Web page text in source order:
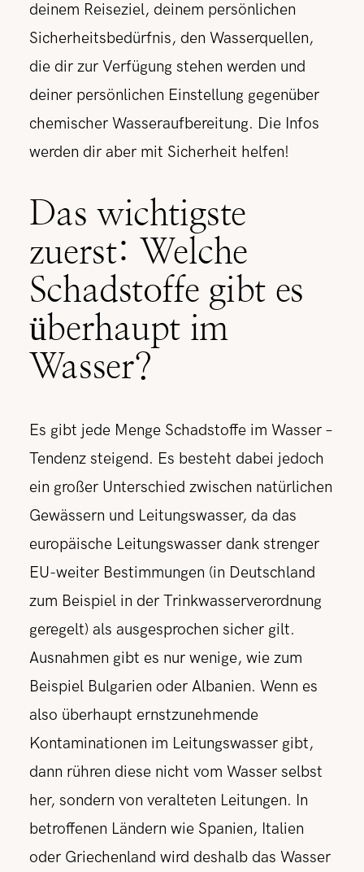
deinem Reiseziel, deinem persönlichen
Sicherheitsbedürfnis, den Wasserquellen,
die dir zur Verfügung stehen werden und
deiner persönlichen Einstellung gegenüber
chemischer Wasseraufbereitung. Die Infos
werden dir aber mit Sicherheit helfen!
Das wichtigste
zuerst: Welche
Schadstoffe gibt es
überhaupt im
Wasser?
Es gibt jede Menge Schadstoffe im Wasser –
Tendenz steigend. Es besteht dabei jedoch
ein großer Unterschied zwischen natürlichen
Gewässern und Leitungswasser, da das
europäische Leitungswasser dank strenger
EU-weiter Bestimmungen (in Deutschland
zum Beispiel in der Trinkwasserverordnung
geregelt) als ausgesprochen sicher gilt.
Ausnahmen gibt es nur wenige, wie zum
Beispiel Bulgarien oder Albanien. Wenn es
also überhaupt ernstzunehmende
Kontaminationen im Leitungswasser gibt,
dann rühren diese nicht vom Wasser selbst
her, sondern von veralteten Leitungen. In
betroffenen Ländern wie Spanien, Italien
oder Griechenland wird deshalb das Wasser